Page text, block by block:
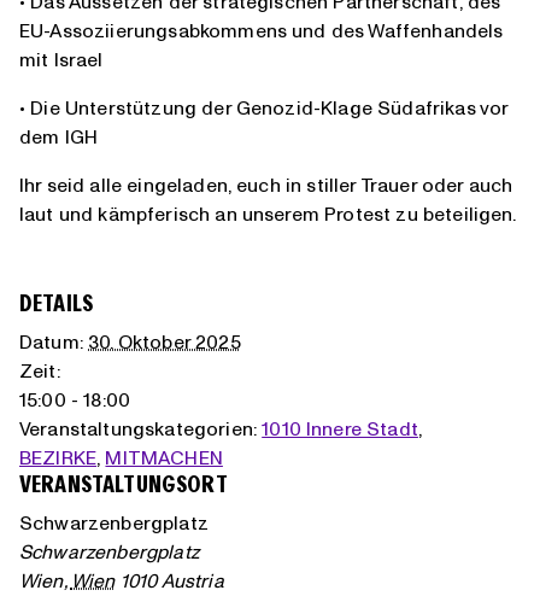
EU-Assoziierungsabkommens und des Waffenhandels
mit Israel
• Die Unterstützung der Genozid-Klage Südafrikas vor
dem IGH
Ihr seid alle eingeladen, euch in stiller Trauer oder auch
laut und kämpferisch an unserem Protest zu beteiligen.
DETAILS
Datum: 30. Oktober 2025
Zeit:
15:00 - 18:00
Veranstaltungskategorien: 1010 Innere Stadt,
BEZIRKE, MITMACHEN
VERANSTALTUNGSORT
Schwarzenbergplatz
Schwarzenbergplatz
Wien, Wien 1010 Austria